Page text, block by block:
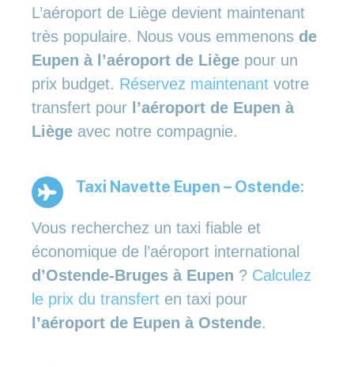
L’aéroport de Liège devient maintenant
très populaire. Nous vous emmenons de
Eupen à l’aéroport de Liège pour un
prix budget. Réservez maintenant votre
transfert pour l’aéroport de Eupen à
Liège avec notre compagnie.
Taxi Navette Eupen – Ostende:
Vous recherchez un taxi fiable et
économique de l’aéroport international
d’Ostende-Bruges à Eupen ? Calculez
le prix du transfert en taxi pour
l’aéroport de Eupen à Ostende.